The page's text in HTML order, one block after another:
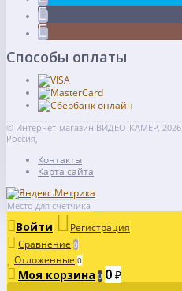
Способы оплаты
© Интернет-магазин ВИДЕО-КАМЕР, 2026
Россия,
Контакты
Карта сайта
Место для счетчика
Войти
Регистрация
Сравнение 0
Отложенные 0
Моя корзина 0 0 ₽